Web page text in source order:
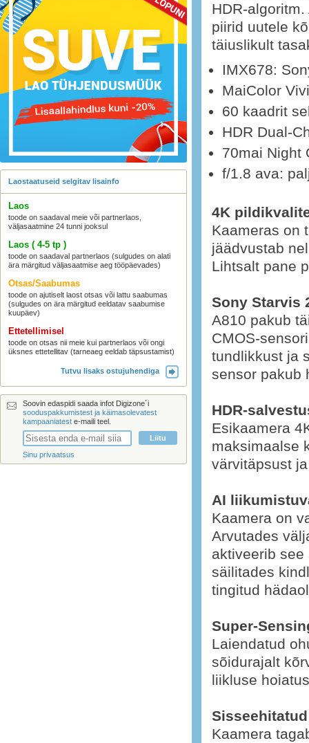
Laostaatuseid selgitav lisainfo
Laos
toode on saadaval meie või partnerlaos,
väljasaatmine 24 tunni jooksul
Laos ( 4-5 tp )
toode on saadaval partnerlaos (sulgudes on alati
ära märgitud väljasaatmise aeg tööpäevades)
Otsas/Saabumas
toode on ajutiselt laost otsas või lattu saabumas
(sulgudes on ära märgitud eeldatav saabumise
kuupäev)
Ettetellimisel
toode on otsas nii meie kui partnerlaos või ongi
üksnes ettetellitav (tarneaeg eeldab täpsustamist)
Tutvu lisaks ostujuhendiga
Soovin edaspidi saada infot Digizone´i
sooduspakkumistest ja käimasolevatest
kampaaniatest e-maili teel.
Sinu privaatsus
HDR-
piirid uutele
täiuslikult
IMX678:
MaiColor
60 kaadrit
HDR Dual-
70mai Night
f/1.8 ava:
4K
Kaameras on
jäädvustab
Lihtsalt pane
Sony Starvis
A810 pakub
CMOS-
tundlikkust ja
sensor pakub
HDR-
Esikaamera
maksimaalse
värvitäpsust
AI
Kaamera on
Arvutades
aktiveerib
säilitades
tingitud
Super-
Laiendatud
sõidurajalt
liikluse
Sisseehitatud
Kaamera